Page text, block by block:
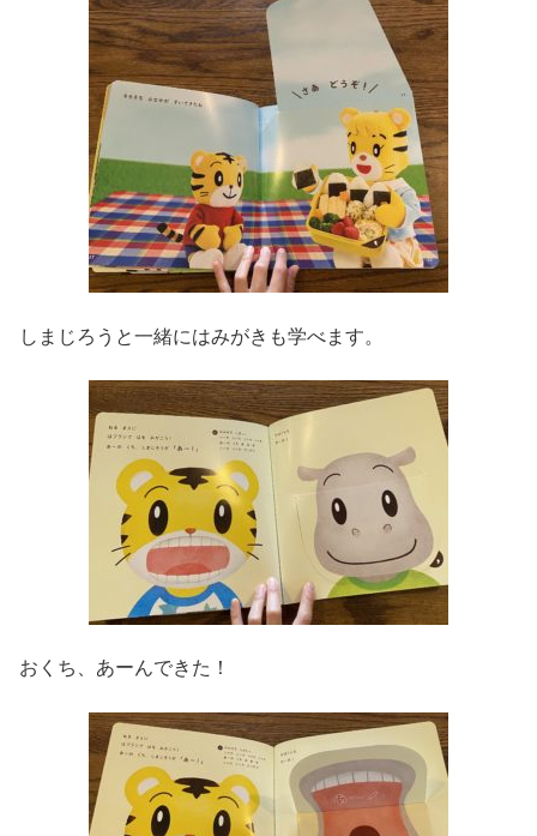
しまじろうと一緒にはみがきも学べます。
おくち、あーんできた！